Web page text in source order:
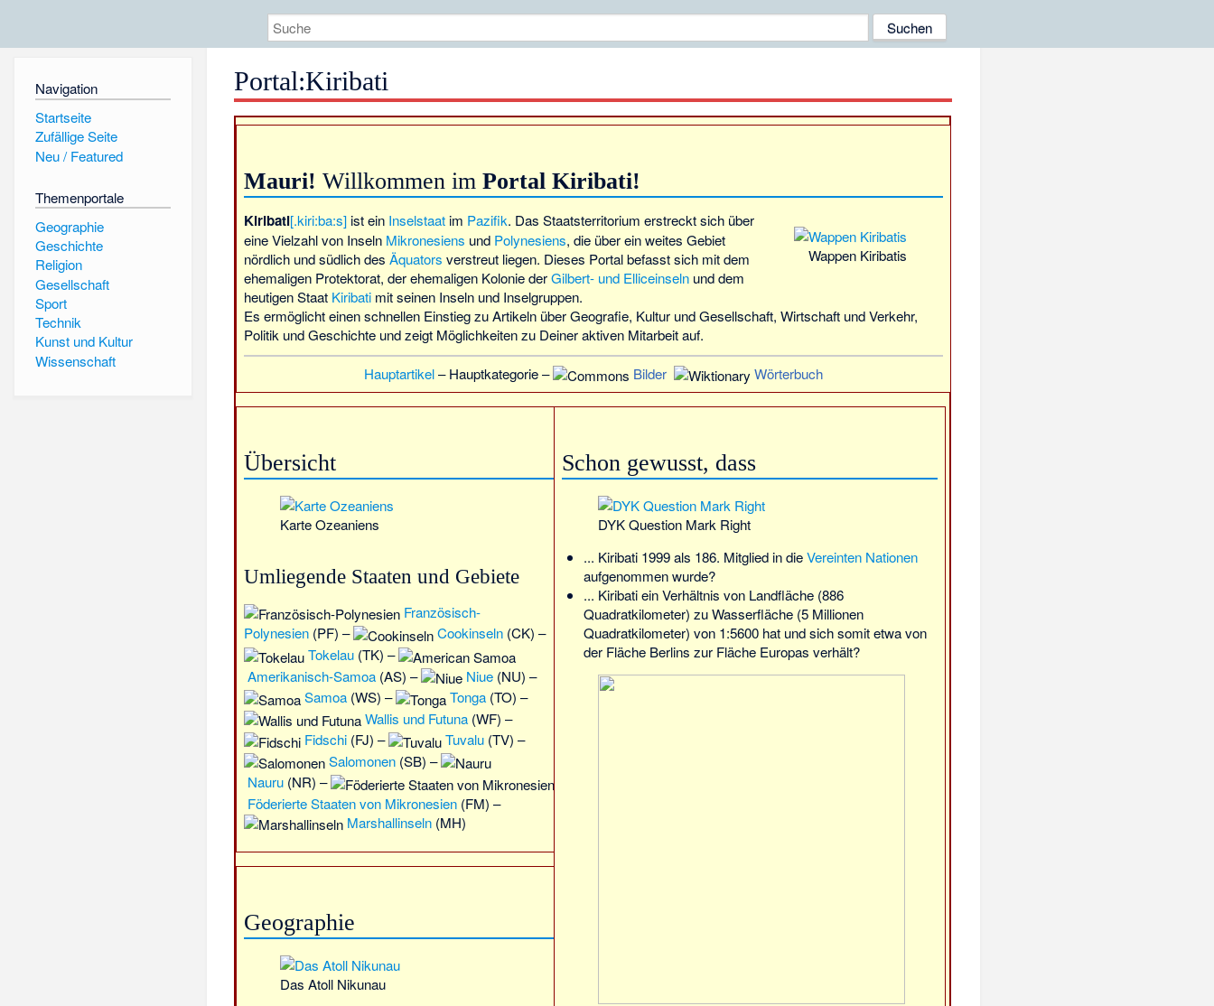
Navigation
Startseite
Zufällige Seite
Neu / Featured
Themenportale
Geographie
Geschichte
Religion
Gesellschaft
Sport
Technik
Kunst und Kultur
Wissenschaft
Portal:Kiribati
Mauri! Willkommen im Portal Kiribati!
Wappen Kiribatis
Kiribati[.kiri:ba:s]ist ein Inselstaatim Pazifik. Das Staatsterritorium erstreckt sich über
eine Vielzahl von Inseln Mikronesiens und Polynesiens, die über ein weites Gebiet
nördlich und südlich des Äquators verstreut liegen. Dieses Portal befasst sich mit dem
ehemaligen Protektorat, der ehemaligen Kolonie derGilbert- und Elliceinselnund dem
heutigen Staat Kiribatimit seinen Inseln und Inselgruppen.
Es ermöglicht einen schnellen Einstieg zu Artikeln über Geografie, Kultur und Gesellschaft, Wirtschaft und Verkehr,
Politik und Geschichte und zeigt Möglichkeiten zu Deiner aktiven Mitarbeit auf.
Hauptartikel–Hauptkategorie– Bilder Wörterbuch
Übersicht
Karte Ozeaniens
Umliegende Staaten und Gebiete
Französisch-
Polynesien(PF) – Cookinseln(CK) –
Tokelau(TK) –
Amerikanisch-Samoa(AS) – Niue(NU) –
Samoa(WS) – Tonga(TO) –
Wallis und Futuna(WF) –
Fidschi(FJ) – Tuvalu(TV) –
Salomonen(SB) –
Nauru(NR) –
Föderierte Staaten von Mikronesien(FM) –
Marshallinseln(MH)
Geographie
Das Atoll Nikunau
Schon gewusst, dass
DYK Question Mark Right
... Kiribati 1999 als 186. Mitglied in dieVereinten Nationen
aufgenommen wurde?
... Kiribati ein Verhältnis von Landfläche (886
Quadratkilometer) zu Wasserfläche (5 Millionen
Quadratkilometer) von 1:5600 hat und sich somit etwa von
der Fläche Berlins zur Fläche Europas verhält?